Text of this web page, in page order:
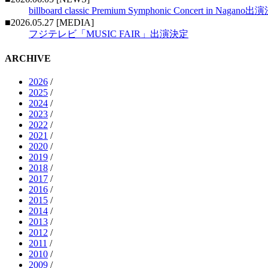
billboard classic Premium Symphonic Concert in Nagano出演
■2026.05.27 [MEDIA]
フジテレビ「MUSIC FAIR」出演決定
ARCHIVE
2026 /
2025 /
2024 /
2023 /
2022 /
2021 /
2020 /
2019 /
2018 /
2017 /
2016 /
2015 /
2014 /
2013 /
2012 /
2011 /
2010 /
2009 /